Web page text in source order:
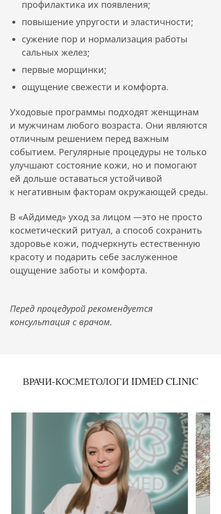
профилактика их появления;
повышение упругости и эластичности;
сужение пор и нормализация работы
сальных желез;
первые морщинки;
ощущение свежести и комфорта.
Уходовые программы подходят женщинам
и мужчинам любого возраста. Они являются
отличным решением перед важным
событием. Регулярные процедуры не только
улучшают состояние кожи, но и помогают
ей дольше оставаться устойчивой
к негативным факторам окружающей среды.
В «Айдимед» уход за лицом —это не просто
косметический ритуал, а способ сохранить
здоровье кожи, подчеркнуть естественную
красоту и подарить себе заслуженное
ощущение заботы и комфорта.
Перед процедурой рекомендуется
консультация с врачом.
ВРАЧИ-КОСМЕТОЛОГИ IDMED CLINIC